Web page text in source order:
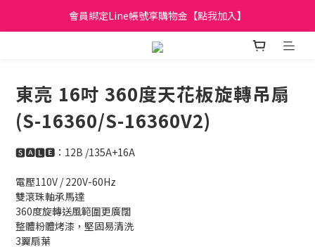
日立家電、國際牌 原廠管制價格 私訊優惠價
會員綁定Line帳號享購物金【點我加入】
全館滿299元免運
東亮 16吋 360度天花板旋轉吊扇
(S-16360/S-16360V2)
🆂🅰🅻🅴：12B /135A+16A
電壓110V / 220V-60Hz
雙滾珠軸承馬達
360度旋轉送風範圍更廣闊
整體粉體烤漆，堅固易清洗
3翼扇葉